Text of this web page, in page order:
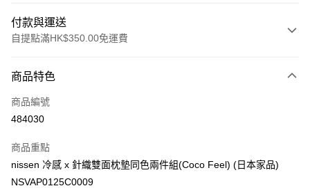
付款與運送
自提點滿HK$350.00免運費
信用卡
Apple Pay
PayMe
WeChat Pay
商品特色
商品編號
484030
商品重點
nissen 冷感 x 針織雙面枕墊同色兩件組(Coco Feel) (日本家品)
NSVAP0125C0009